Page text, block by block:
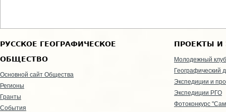
РУССКОЕ ГЕОГРАФИЧЕСКОЕ
ОБЩЕСТВО
Основной сайт Общества
Регионы
Гранты
События
ПРОЕКТЫ И
Молодежный клуб
Географический
Экспедиции и
Экспедиции РГО
Фотоконкурс